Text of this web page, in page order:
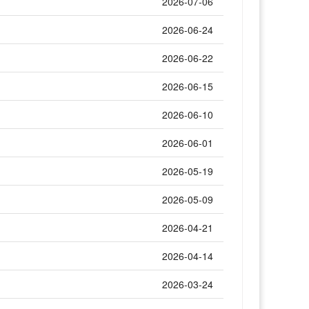
2026-06-24
2026-06-22
2026-06-15
2026-06-10
2026-06-01
2026-05-19
2026-05-09
2026-04-21
2026-04-14
2026-03-24